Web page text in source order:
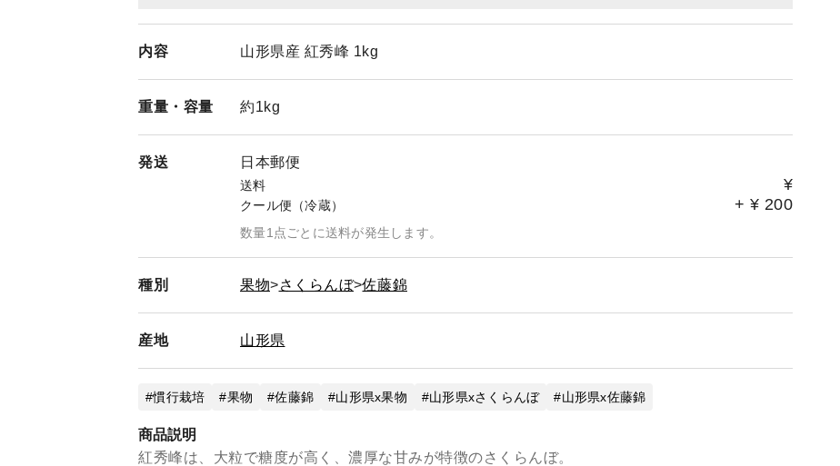
内容 山形県産 紅秀峰 1kg
重量・ 容量 約1kg
発送 日本郵便
送料 ¥
クール便（冷蔵） + ¥ 200
数量1点ごとに送料が発生します。
種別 果物 さくらんぼ 佐藤錦
産地 山形県
慣行栽培 果物 佐藤錦 山形県x果物 山形県xさくらんぼ 山形県x佐藤錦
商品説明
紅秀峰は、大粒で糖度が高く、濃厚な甘みが特徴のさくらんぼ。